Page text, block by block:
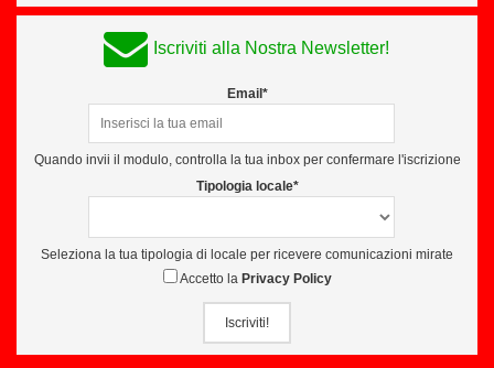
Iscriviti alla Nostra Newsletter!
Email*
Quando invii il modulo, controlla la tua inbox per confermare l'iscrizione
Tipologia locale*
Seleziona la tua tipologia di locale per ricevere comunicazioni mirate
Accetto la Privacy Policy
Iscriviti!